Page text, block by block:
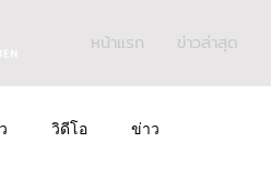
หน้าแรก ข่าวล่าสุด
วิดีโอ ข่าว